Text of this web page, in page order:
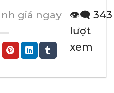
giá ngay
👁️‍🗨️ 343
lượt
xem